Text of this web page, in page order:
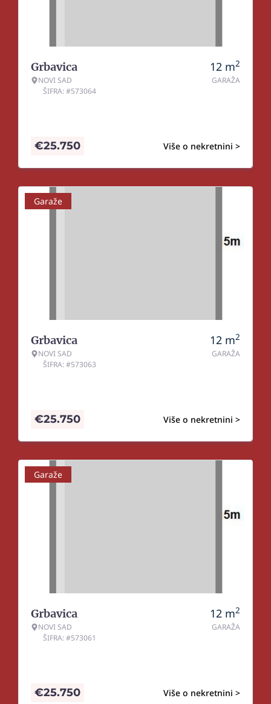
Grbavica
NOVI SAD
ŠIFRA: #573064
12 m2
GARAŽA
Više o nekretnini >
€25.750
Garaže
Grbavica
NOVI SAD
ŠIFRA: #573063
12 m2
GARAŽA
Više o nekretnini >
€25.750
Garaže
Grbavica
NOVI SAD
ŠIFRA: #573061
12 m2
GARAŽA
Više o nekretnini >
€25.750